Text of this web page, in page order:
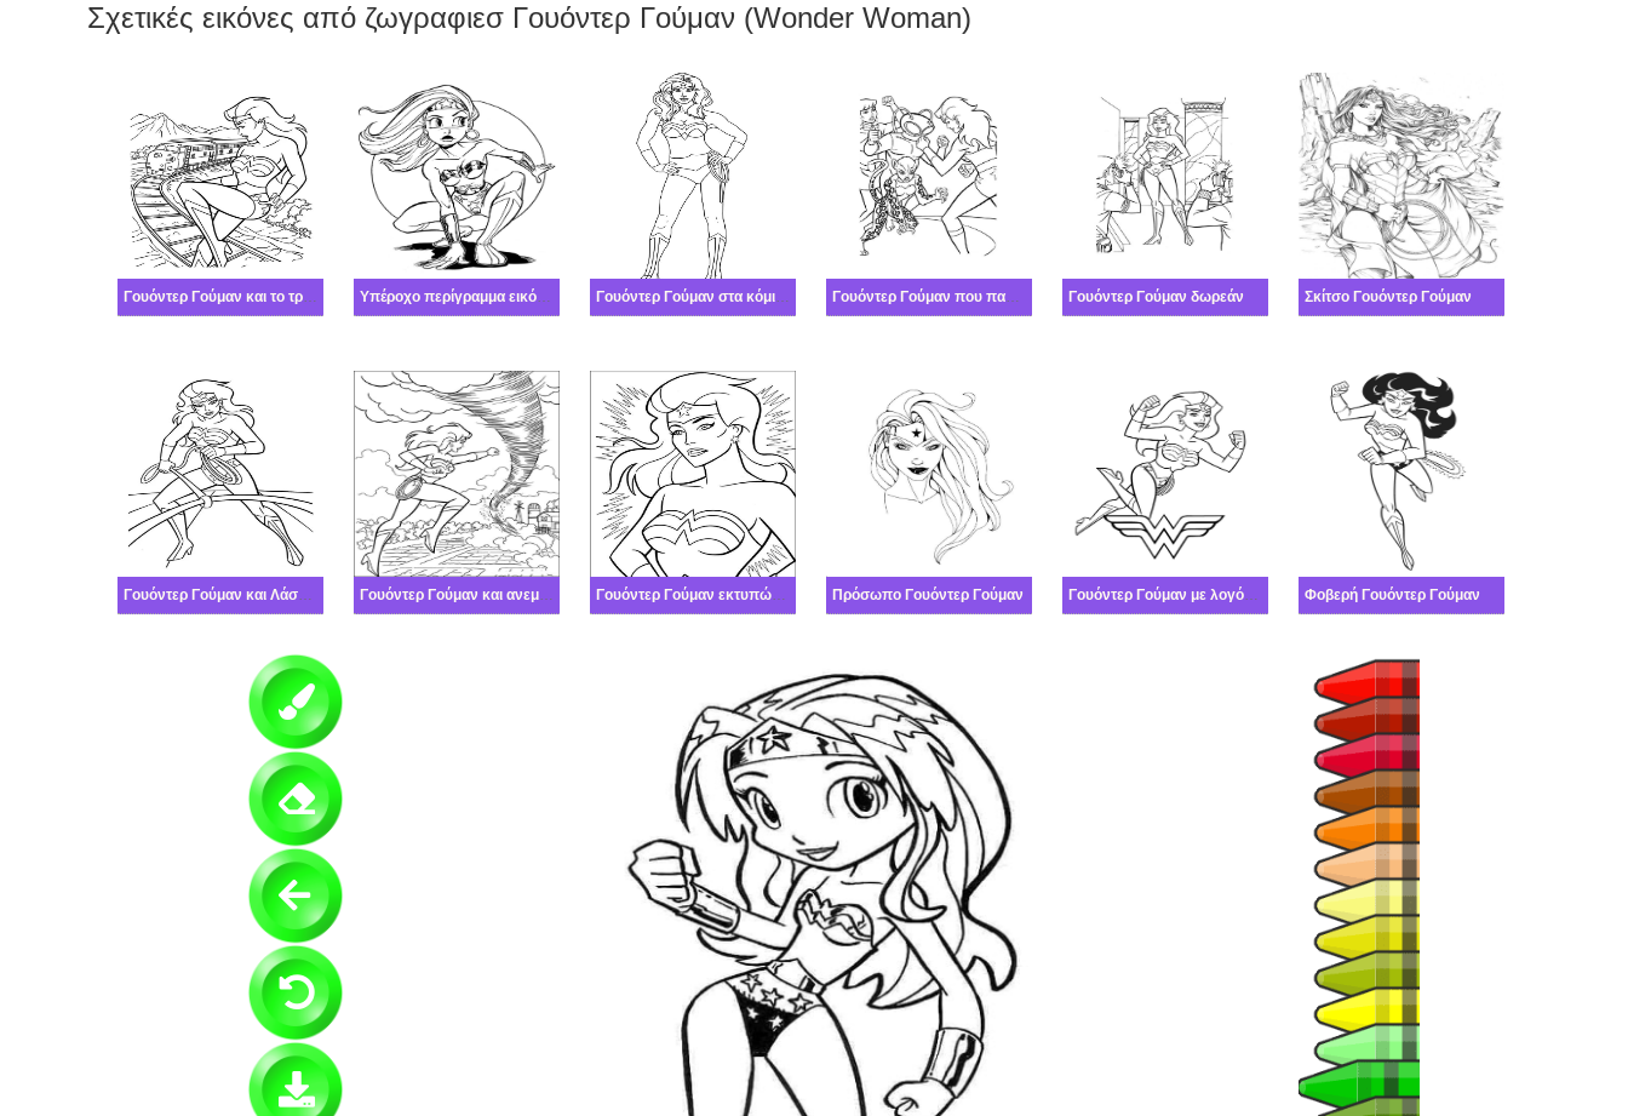
Σχετικές εικόνες από ζωγραφιεσ Γουόντερ Γούμαν (Wonder Woman)
Γουόντερ Γούμαν και το τρένο Υπέροχο περίγραμμα εικόνας Γουόντερ Γούμαν δωρεάν Γουόντερ Γούμαν στα κόμικς Γουόντερ Γούμαν που παλεύει Γουόντερ Γούμαν δωρεάν Σκίτσο Γουόντερ Γούμαν
Γουόντερ Γούμαν και Λάσο της αλήθειας Γουόντερ Γούμαν και ανεμοστρόβιλος Γουόντερ Γούμαν εκτυπώσιμη Πρόσωπο Γουόντερ Γούμαν Γουόντερ Γούμαν με λογότυπο Φοβερή Γουόντερ Γούμαν